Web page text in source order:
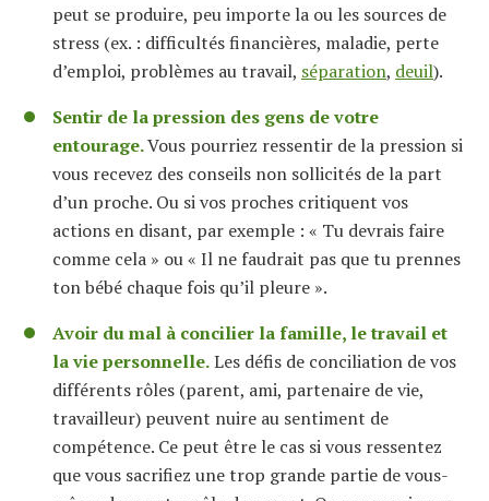
peut se produire, peu importe la ou les sources de
stress (ex. : difficultés financières, maladie, perte
d’emploi, problèmes au travail, séparation, deuil).
Sentir de la pression des gens de votre
entourage.Vous pourriez ressentir de la pression si
vous recevez des conseils non sollicités de la part
d’un proche. Ou si vos proches critiquent vos
actions en disant, par exemple : « Tu devrais faire
comme cela » ou « Il ne faudrait pas que tu prennes
ton bébé chaque fois qu’il pleure ».
Avoir du mal à concilier la famille, le travail et
la vie personnelle.Les défis de conciliation de vos
différents rôles (parent, ami, partenaire de vie,
travailleur) peuvent nuire au sentiment de
compétence. Ce peut être le cas si vous ressentez
que vous sacrifiez une trop grande partie de vous-